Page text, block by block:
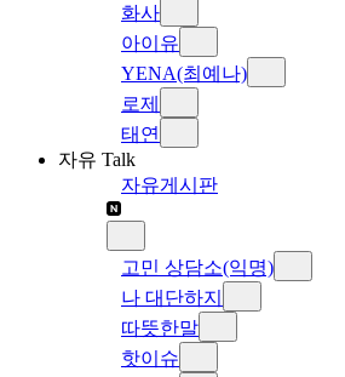
화사
아이유
YENA(최예나)
로제
태연
자유 Talk
자유게시판
고민 상담소(익명)
나 대단하지
따뜻한말
핫이슈